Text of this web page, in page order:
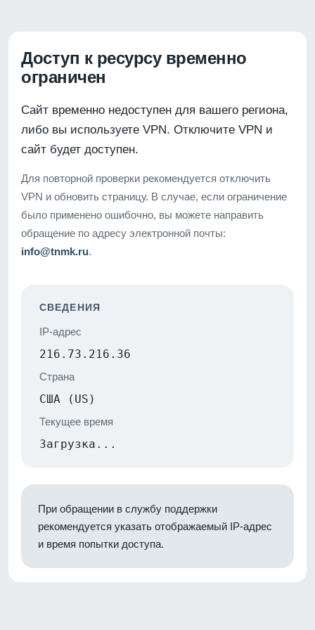
Доступ к ресурсу временно
ограничен
Сайт временно недоступен для вашего региона,
либо вы используете VPN. Отключите VPN и
сайт будет доступен.
Для повторной проверки рекомендуется отключить
VPN и обновить страницу. В случае, если ограничение
было применено ошибочно, вы можете направить
обращение по адресу электронной почты:
info@tnmk.ru.
СВЕДЕНИЯ
IP-адрес
216.73.216.36
Страна
США (US)
Текущее время
Загрузка...
При обращении в службу поддержки
рекомендуется указать отображаемый IP-адрес
и время попытки доступа.